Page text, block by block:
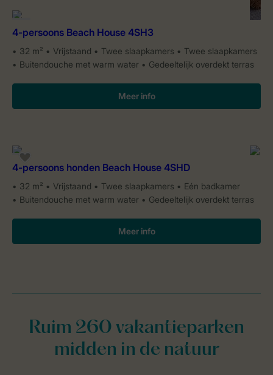
4-persoons Beach House 4SH3
32 m² Vrijstaand Twee slaapkamers
Twee slaapkamers
Buitendouche met warm water
Gedeeltelijk overdekt terras
Meer info
4-persoons honden Beach House 4SHD
32 m² Vrijstaand Twee slaapkamers
Eén badkamer
Buitendouche met warm water
Gedeeltelijk overdekt terras
Meer info
Ruim 260 vakantieparken
midden in de natuur